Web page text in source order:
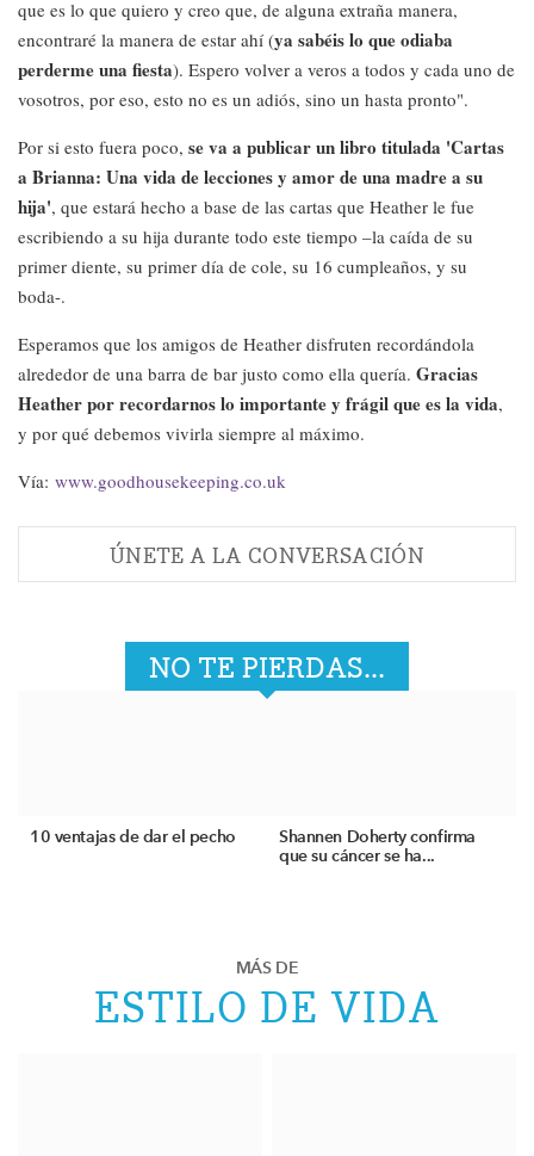
que es lo que quiero y creo que, de alguna extraña manera,
encontraré la manera de estar ahí (ya sabéis lo que odiaba
perderme una fiesta). Espero volver a veros a todos y cada uno de
vosotros, por eso, esto no es un adiós, sino un hasta pronto".
Por si esto fuera poco, se va a publicar un libro titulada 'Cartas
a Brianna: Una vida de lecciones y amor de una madre a su
hija', que estará hecho a base de las cartas que Heather le fue
escribiendo a su hija durante todo este tiempo –la caída de su
primer diente, su primer día de cole, su 16 cumpleaños, y su
boda-.
Esperamos que los amigos de Heather disfruten recordándola
alrededor de una barra de bar justo como ella quería. Gracias
Heather por recordarnos lo importante y frágil que es la vida,
y por qué debemos vivirla siempre al máximo.
Vía: www.goodhousekeeping.co.uk
ÚNETE A LA CONVERSACIÓN
NO TE PIERDAS...
10 ventajas de dar el pecho
Shannen Doherty confirma
que su cáncer se ha...
MÁS DE
ESTILO DE VIDA